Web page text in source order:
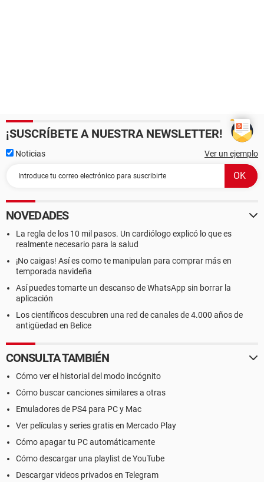
¡SUSCRÍBETE A NUESTRA NEWSLETTER!
Noticias Ver un ejemplo
NOVEDADES
La regla de los 10 mil pasos. Un cardiólogo explicó lo que es
realmente necesario para la salud
¡No caigas! Así es como te manipulan para comprar más en
temporada navideña
Así puedes tomarte un descanso de WhatsApp sin borrar la
aplicación
Los científicos descubren una red de canales de 4.000 años de
antigüedad en Belice
CONSULTA TAMBIÉN
Cómo ver el historial del modo incógnito
Cómo buscar canciones similares a otras
Emuladores de PS4 para PC y Mac
Ver películas y series gratis en Mercado Play
Cómo apagar tu PC automáticamente
Cómo descargar una playlist de YouTube
Descargar videos privados en Telegram